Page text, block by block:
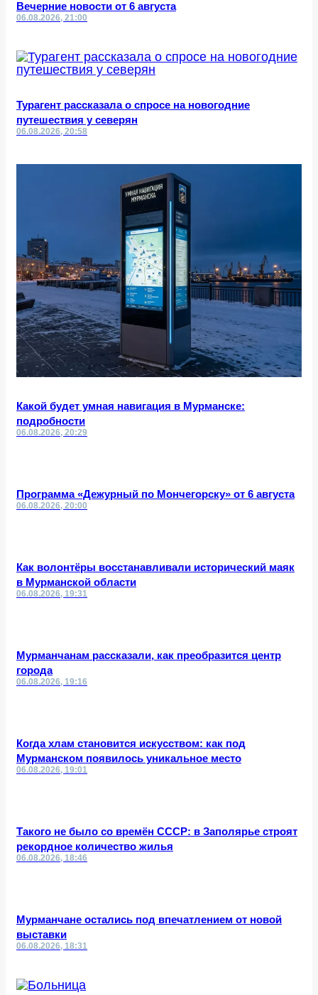
Вечерние новости от 6 августа
06.08.2026, 21:00
Турагент рассказала о спросе на новогодние
путешествия у северян
06.08.2026, 20:58
Какой будет умная навигация в Мурманске:
подробности
06.08.2026, 20:29
Программа «Дежурный по Мончегорску» от 6 августа
06.08.2026, 20:00
Как волонтёры восстанавливали исторический маяк
в Мурманской области
06.08.2026, 19:31
Мурманчанам рассказали, как преобразится центр
города
06.08.2026, 19:16
Когда хлам становится искусством: как под
Мурманском появилось уникальное место
06.08.2026, 19:01
Такого не было со времён СССР: в Заполярье строят
рекордное количество жилья
06.08.2026, 18:46
Мурманчане остались под впечатлением от новой
выставки
06.08.2026, 18:31